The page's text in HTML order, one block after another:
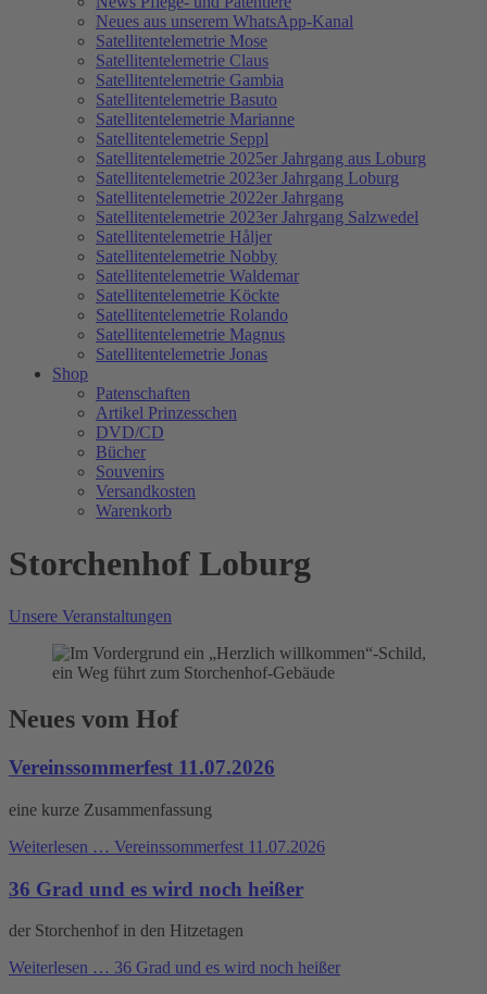
Neues aus unserem WhatsApp-Kanal
Satellitentelemetrie Mose
Satellitentelemetrie Claus
Satellitentelemetrie Gambia
Satellitentelemetrie Basuto
Satellitentelemetrie Marianne
Satellitentelemetrie Seppl
Satellitentelemetrie 2025er Jahrgang aus Loburg
Satellitentelemetrie 2023er Jahrgang Loburg
Satellitentelemetrie 2022er Jahrgang
Satellitentelemetrie 2023er Jahrgang Salzwedel
Satellitentelemetrie Håljer
Satellitentelemetrie Nobby
Satellitentelemetrie Waldemar
Satellitentelemetrie Köckte
Satellitentelemetrie Rolando
Satellitentelemetrie Magnus
Satellitentelemetrie Jonas
Shop
Patenschaften
Artikel Prinzesschen
DVD/CD
Bücher
Souvenirs
Versandkosten
Warenkorb
Storchenhof Loburg
Unsere Veranstaltungen
Neues vom Hof
Vereinssommerfest 11.07.2026
eine kurze Zusammenfassung
Weiterlesen … Vereinssommerfest 11.07.2026
36 Grad und es wird noch heißer
der Storchenhof in den Hitzetagen
Weiterlesen … 36 Grad und es wird noch heißer